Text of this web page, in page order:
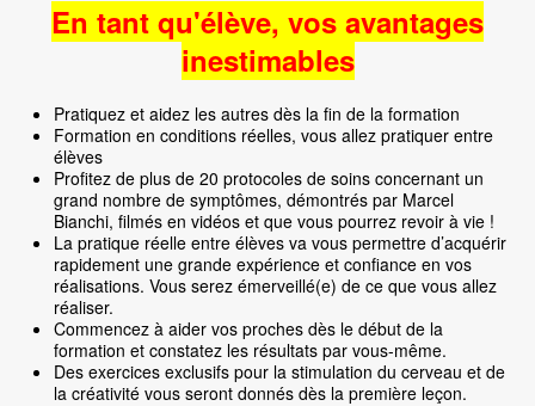
En tant qu'élève, vos avantages
inestimables
Pratiquez et aidez les autres dès la fin de la formation
Formation en conditions réelles, vous allez pratiquer entre
élèves
Profitez de plus de 20 protocoles de soins concernant un
grand nombre de symptômes, démontrés par Marcel
Bianchi, filmés en vidéos et que vous pourrez revoir à vie !
La pratique réelle entre élèves va vous permettre d’acquérir
rapidement une grande expérience et confiance en vos
réalisations. Vous serez émerveillé(e) de ce que vous allez
réaliser.
Commencez à aider vos proches dès le début de la
formation et constatez les résultats par vous-même.
Des exercices exclusifs pour la stimulation du cerveau et de
la créativité vous seront donnés dès la première leçon.